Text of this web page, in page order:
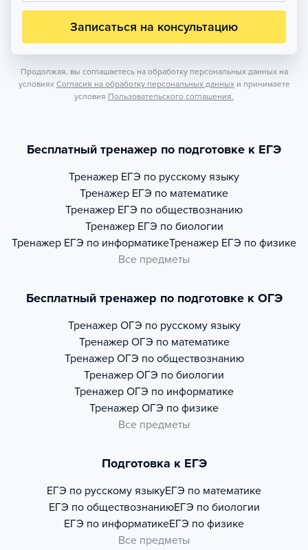
Записаться на консультацию
Продолжая, вы соглашаетесь на обработку персональных данных на
условиях Согласия на обработку персональных данных и принимаете
условия Пользовательского соглашения.
Бесплатный тренажер по подготовке к ЕГЭ
Тренажер ЕГЭ по русскому языку
Тренажер ЕГЭ по математике
Тренажер ЕГЭ по обществознанию
Тренажер ЕГЭ по биологии
Тренажер ЕГЭ по информатикеТренажер ЕГЭ по физике
Все предметы
Бесплатный тренажер по подготовке к ОГЭ
Тренажер ОГЭ по русскому языку
Тренажер ОГЭ по математике
Тренажер ОГЭ по обществознанию
Тренажер ОГЭ по биологии
Тренажер ОГЭ по информатике
Тренажер ОГЭ по физике
Все предметы
Подготовка к ЕГЭ
ЕГЭ по русскому языкуЕГЭ по математике
ЕГЭ по обществознаниюЕГЭ по биологии
ЕГЭ по информатикеЕГЭ по физике
Все предметы